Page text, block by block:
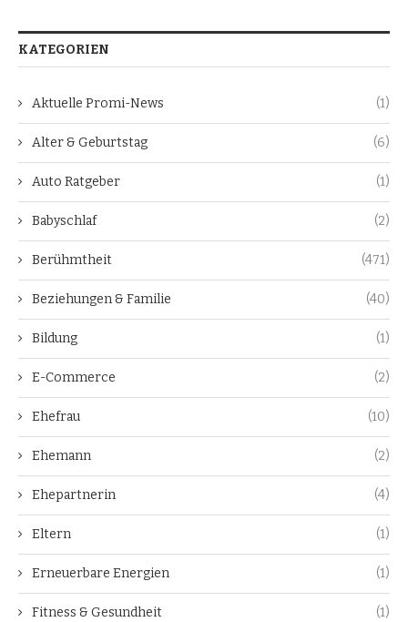
KATEGORIEN
Aktuelle Promi-News (1)
Alter & Geburtstag (6)
Auto Ratgeber (1)
Babyschlaf (2)
Berühmtheit (471)
Beziehungen & Familie (40)
Bildung (1)
E-Commerce (2)
Ehefrau (10)
Ehemann (2)
Ehepartnerin (4)
Eltern (1)
Erneuerbare Energien (1)
Fitness & Gesundheit (1)